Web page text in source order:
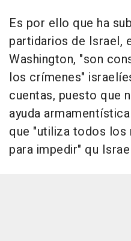
Es por ello que ha
partidarios de Israel,
Washington, "son
los crímenes"
cuentas, puesto que
ayuda
que "utiliza todos los
para impedir" qu